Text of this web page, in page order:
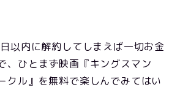
以内に解約してしまえば一切お金
、ひとまず映画『キングスマン
クル』を無料で楽しんでみてはい